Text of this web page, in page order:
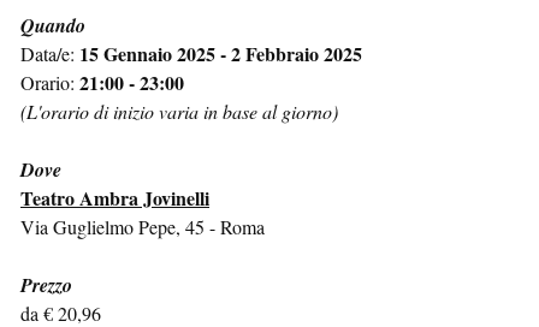
Quando
Data/e: 15 Gennaio 2025 - 2 Febbraio 2025
Orario: 21:00 - 23:00
(L'orario di inizio varia in base al giorno)
Dove
Teatro Ambra Jovinelli
Via Guglielmo Pepe, 45 - Roma
Prezzo
da € 20,96